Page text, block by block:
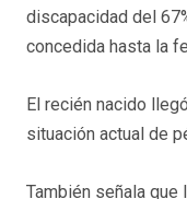
discapacidad del
concedida hasta la
El recién nacido
situación actual de
También señala